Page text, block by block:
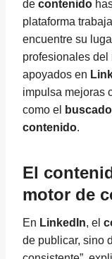
de contenido
plataforma
encuentre su
profesionales del
apoyados en
impulsa mejoras
como el
contenido.
El
motor de
En LinkedIn, el
de publicar, sino